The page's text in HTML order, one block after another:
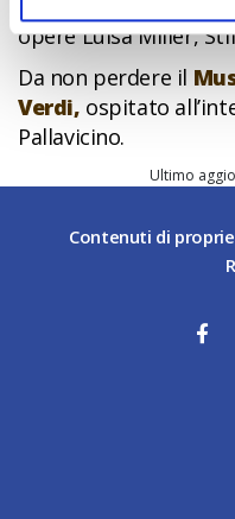
opere Luisa Miller,
Da non perdere il
Verdi, ospitato
Pallavicino.
Ultimo
Contenuti di